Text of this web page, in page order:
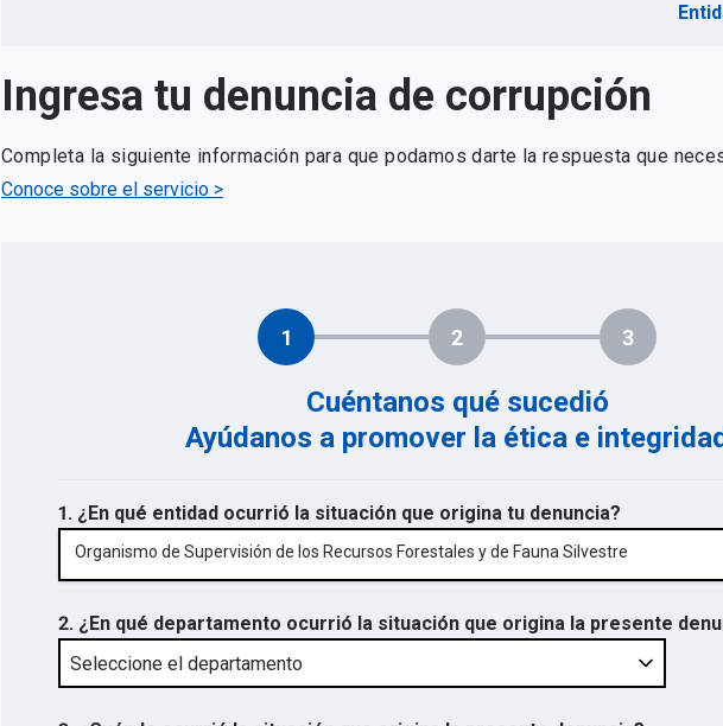
Ingresa tu denuncia de corrupción
Completa la siguiente información para que podamos darte la respuesta que
Conoce sobre el servicio >
1 2 3
Cuéntanos qué sucedió
Ayúdanos a promover la ética e integridad
1. ¿En qué entidad ocurrió la situación que origina tu denuncia?
Organismo de Supervisión de los Recursos Forestales y de Fauna Silvestre
2. ¿En qué departamento ocurrió la situación que origina la presente